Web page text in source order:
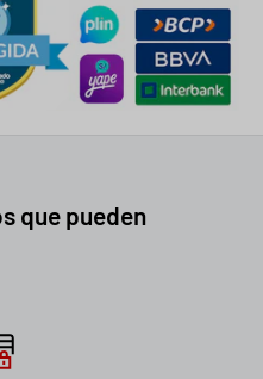
que pueden